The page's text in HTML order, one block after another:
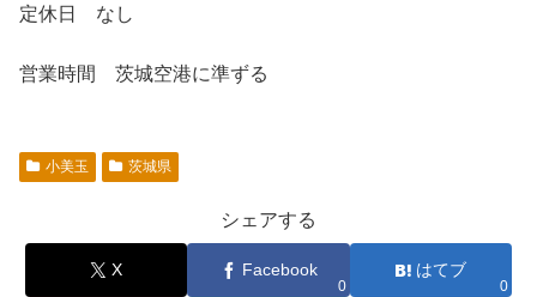
定休日 なし
営業時間 茨城空港に準ずる
小美玉 茨城県
シェアする
X Facebook
0
はてブ
0